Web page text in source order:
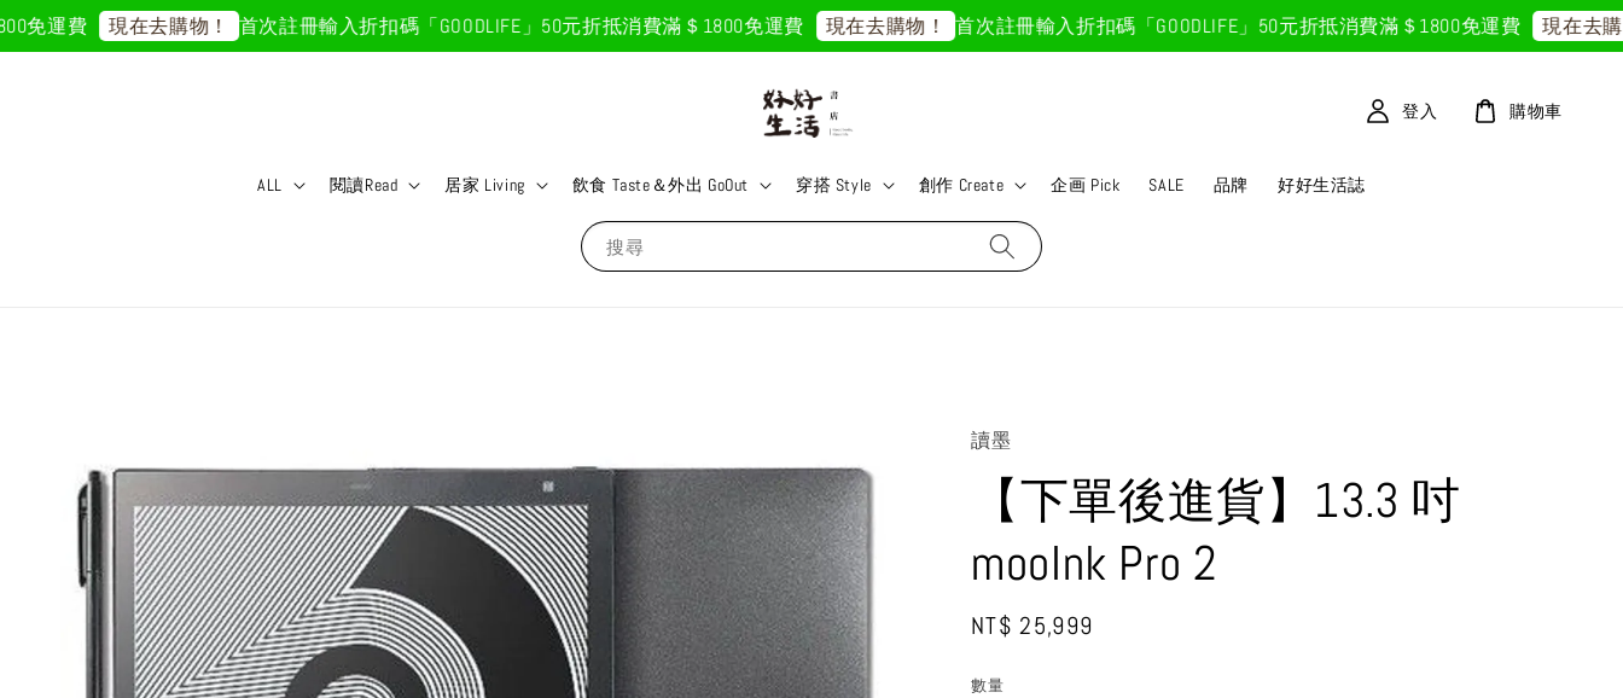
運費 現在去購物！ 首次註冊輸入折扣碼「GOODLIFE」50元折抵消費滿＄1800免運費 現在去購物！ 首次註冊輸入折扣碼「GOODLIFE」50元折抵消費滿＄1800免運費 現在去購物
搜尋
ALL 閱讀Read 居家 Living 飲食 Taste＆外出 GoOut 穿搭 Style 創作 Create 企画 Pick SALE 品牌 好好生活誌
登入 購物車
讀墨
【下單後進貨】13.3 吋
mooInk Pro 2
Regular
NT$ 25,999
數量